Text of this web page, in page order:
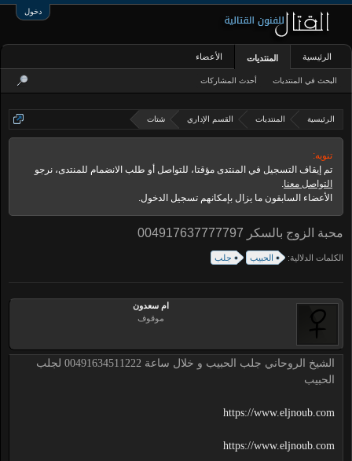
دخول
الرئيسية المنتديات القسم الإداري شتات
تنويه:
تم إيقاف التسجيل في المنتدى مؤقتا، للتواصل أو طلب الانضمام للمنتدى، نرجو
التواصل معنا.
الأعضاء السابقون ما يزال بإمكانهم تسجيل الدخول.
محبة الزوج بالسكر 004917637777797
الكلمات الدلالية: الحبيب جلب
ام سعدون
موقوف
الشيخ الروحاني جلب الحبيب و خلال ساعة 00491634511222 لجلب
الحبيب
https://www.eljnoub.com
https://www.eljnoub.com
الرئيسية المنتديات
البحث في المنتديات أحدث المشاركات
الأعضاء